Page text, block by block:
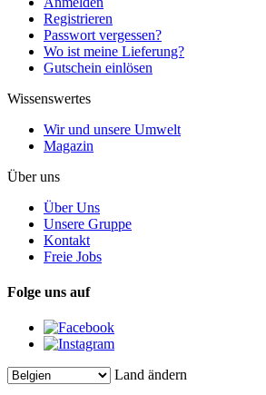
Registrieren
Passwort vergessen?
Wo ist meine Lieferung?
Gutschein einlösen
Wissenswertes
Wir und unsere Umwelt
Magazin
Über uns
Über Uns
Unsere Gruppe
Kontakt
Freie Jobs
Folge uns auf
Land ändern